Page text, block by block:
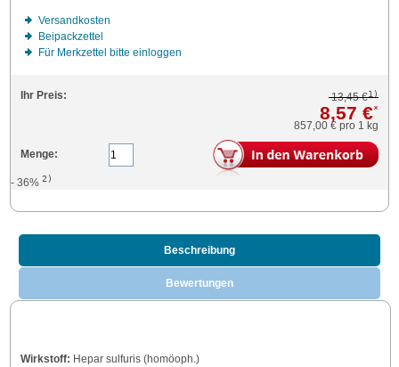
Versandkosten
Beipackzettel
Für Merkzettel bitte einloggen
Ihr Preis: 13,45 €1)
8,57 €*
857,00 € pro 1 kg
Menge:
- 36%2)
Beschreibung
Bewertungen
Wirkstoff: Hepar sulfuris (homöoph.)